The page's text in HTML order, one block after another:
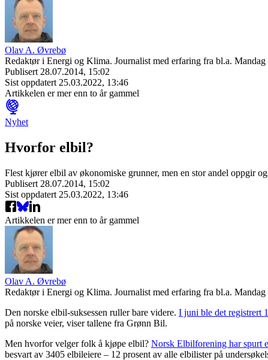
Olav A. Øvrebø
Redaktør i Energi og Klima. Journalist med erfaring fra bl.a.
Publisert 28.07.2014, 15:02
Sist oppdatert 25.03.2022, 13:46
Artikkelen er mer enn to år gammel
Nyhet
Hvorfor elbil?
Flest kjører elbil av økonomiske grunner, men en stor andel oppgir
Publisert 28.07.2014, 15:02
Sist oppdatert 25.03.2022, 13:46
Artikkelen er mer enn to år gammel
Olav A. Øvrebø
Redaktør i Energi og Klima. Journalist med erfaring fra bl.a.
Den norske elbil-suksessen ruller bare videre. I juni ble det registrert
på norske veier, viser tallene fra Grønn Bil.
Men hvorfor velger folk å kjøpe elbil? Norsk Elbilforening har spurt
besvart av 3405 elbileiere – 12 prosent av alle elbilister på